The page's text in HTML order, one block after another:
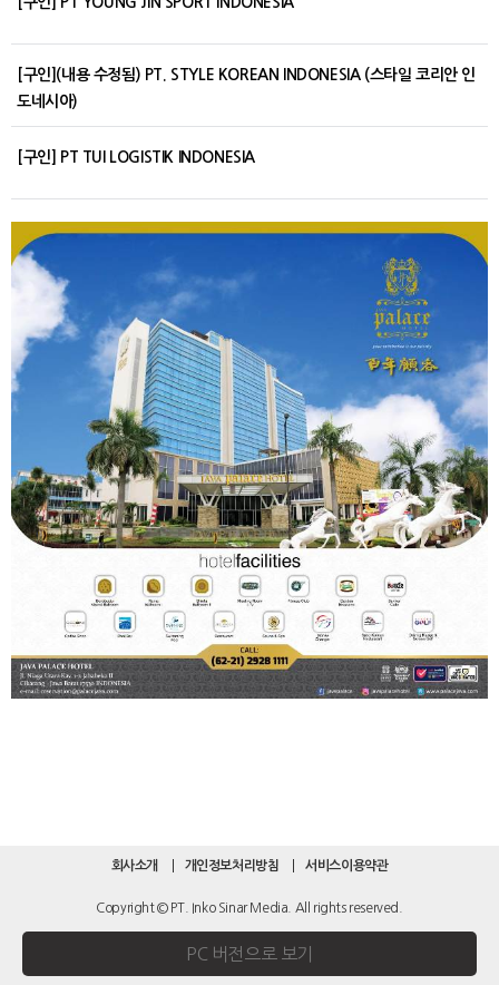
[구인](내용 수정됨) PT. STYLE KOREAN INDONESIA (스타일 코리안 인
도네시아)
[구인] PT TUI LOGISTIK INDONESIA
회사소개 개인정보처리방침 서비스이용약관
Copyright © PT. Inko Sinar Media. All rights reserved.
PC 버전으로 보기